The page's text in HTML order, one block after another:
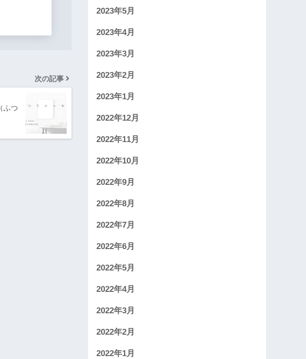
次の記事
ふつ
2023年5月
2023年4月
2023年3月
2023年2月
2023年1月
2022年12月
2022年11月
2022年10月
2022年9月
2022年8月
2022年7月
2022年6月
2022年5月
2022年4月
2022年3月
2022年2月
2022年1月